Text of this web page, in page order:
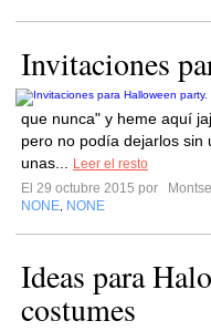
Invitaciones
que nunca" y heme aquí
pero no podía dejarlos sin
unas...
Leer el resto
El 29 octubre 2015 por
NONE NONE
Ideas para
costumes